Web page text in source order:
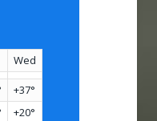
Wed
+37°
+20°